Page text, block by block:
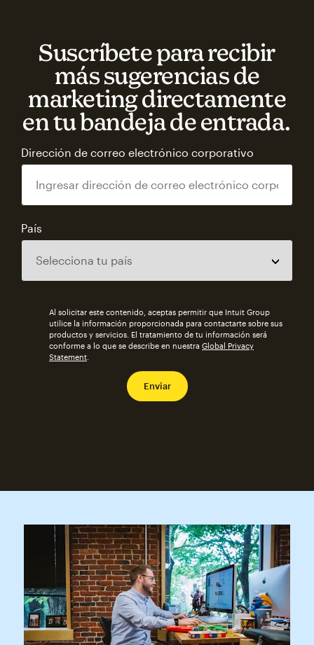
Suscríbete para recibir
más sugerencias de
marketing directamente
en tu bandeja de entrada.
Dirección de correo electrónico corporativo
País
Al solicitar este contenido, aceptas permitir que Intuit Group
utilice la información proporcionada para contactarte sobre sus
productos y servicios. El tratamiento de tu información será
conforme a lo que se describe en nuestra Global Privacy
Statement